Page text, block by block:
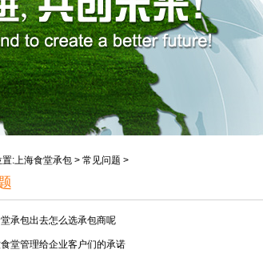
置:上海食堂承包 > 常见问题 >
承包出去怎么选承包商呢
堂管理给企业客户们的承诺